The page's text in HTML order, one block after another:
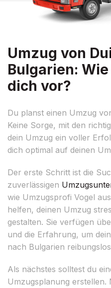
Umzug von
Bulgarien:
dich vor?
Du planst einen Umzug
Keine Sorge, mit den
dein Umzug ein voller
dich optimal auf deinen
Der erste Schritt ist die
zuverlässigen
wie Umzugsprofi Vogel
helfen, deinen Umzug
gestalten. Sie verfügen
und die Erfahrung, um
nach Bulgarien
Als nächstes solltest du
Umzugsplanung erstellen.